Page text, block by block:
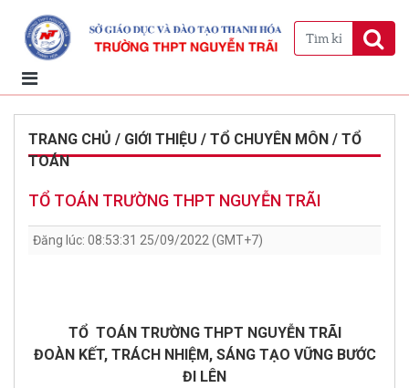
TRANG CHỦ / GIỚI THIỆU / TỔ CHUYÊN MÔN / TỔ
TOÁN
TỔ TOÁN TRƯỜNG THPT NGUYỄN TRÃI
Đăng lúc: 08:53:31 25/09/2022 (GMT+7)
TỔ TOÁN TRƯỜNG THPT NGUYỄN TRÃI
ĐOÀN KẾT, TRÁCH NHIỆM, SÁNG TẠO VỮNG BƯỚC
ĐI LÊN